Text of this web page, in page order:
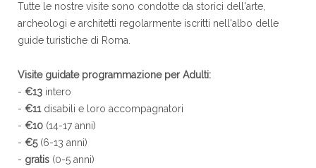
Tutte le nostre visite sono condotte da storici dell'arte,
archeologi e architetti regolarmente iscritti nell'albo delle
guide turistiche di Roma.
Visite guidate programmazione per Adulti:
- €13 intero
- €11disabili e loro accompagnatori
- €10 (14-17 anni)
- €5(6-13 anni)
- gratis (0-5 anni)